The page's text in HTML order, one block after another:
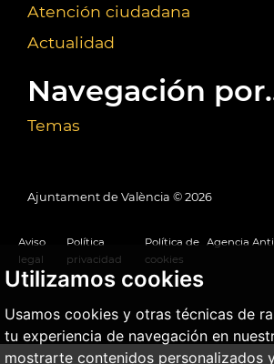
Utilizamos cookies
Usamos cookies y otras técnicas de
tu experiencia de navegación en
mostrarte contenidos personalizados
Atención ciudadana
Actualidad
Navegación
Temas
Ajuntament de València © 2026
Aviso
legal
Política
privacidad
Política de
cookies
Agencia